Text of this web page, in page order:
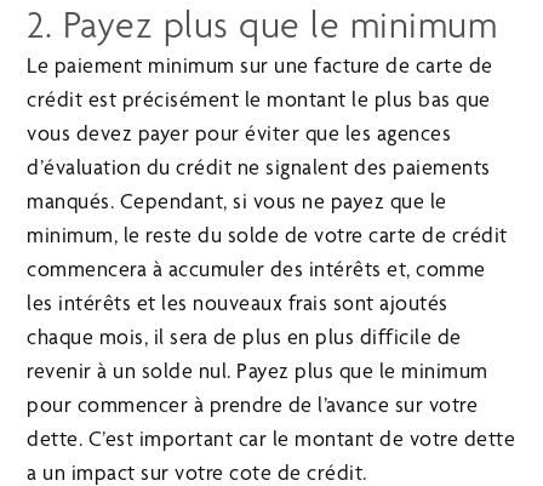
2. Payez plus que le minimum
Le paiement minimum sur une facture de carte de
crédit est précisément le montant le plus bas que
vous devez payer pour éviter que les agences
d’évaluation du crédit ne signalent des paiements
manqués. Cependant, si vous ne payez que le
minimum, le reste du solde de votre carte de crédit
commencera à accumuler des intérêts et, comme
les intérêts et les nouveaux frais sont ajoutés
chaque mois, il sera de plus en plus difficile de
revenir à un solde nul. Payez plus que le minimum
pour commencer à prendre de l’avance sur votre
dette. C’est important car le montant de votre dette
a un impact sur votre cote de crédit.